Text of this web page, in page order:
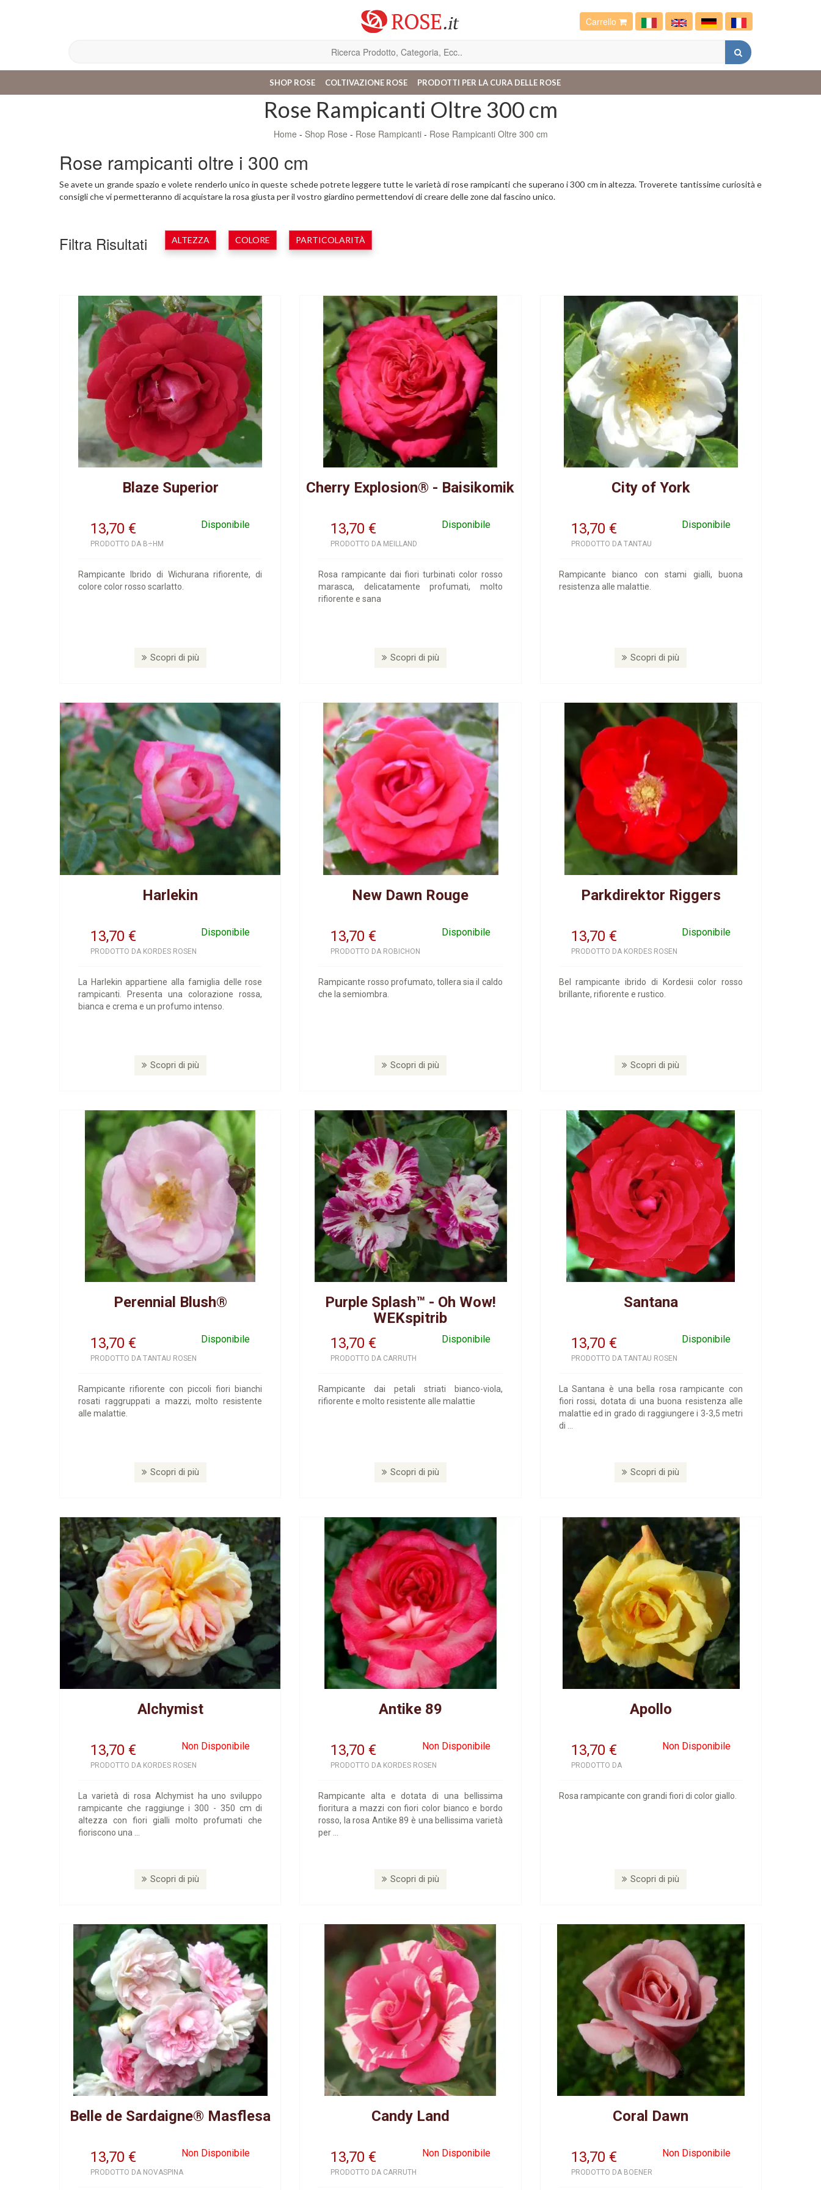
Carrello
SHOP ROSE COLTIVAZIONE ROSE PRODOTTI PER LA CURA DELLE ROSE
Rose Rampicanti Oltre 300 cm
Home - Shop Rose - Rose Rampicanti- Rose Rampicanti Oltre 300 cm
Rose rampicanti oltre i 300 cm
Se avete un grande spazio e volete renderlo unico in queste schede potrete leggere tutte le varietà di rose rampicanti che superano i 300 cm in altezza. Troverete tantissime curiosità e
consigli che vi permetteranno di acquistare la rosa giusta per il vostro giardino permettendovi di creare delle zone dal fascino unico.
Filtra Risultati ALTEZZA COLORE PARTICOLARITÀ
Blaze Superior
13,70 Disponibile
€
PRODOTTO DA B÷HM
Rampicante Ibrido di Wichurana rifiorente, di
colore color rosso scarlatto.
Scopri di più
Cherry Explosion® - Baisikomik
13,70 Disponibile
€
PRODOTTO DA MEILLAND
Rosa rampicante dai fiori turbinati color rosso
marasca, delicatamente profumati, molto
rifiorente e sana
Scopri di più
City of York
13,70 Disponibile
€
PRODOTTO DA TANTAU
Rampicante bianco con stami gialli, buona
resistenza alle malattie.
Scopri di più
Harlekin
13,70 Disponibile
€
PRODOTTO DA KORDES ROSEN
La Harlekin appartiene alla famiglia delle rose
rampicanti. Presenta una colorazione rossa,
bianca e crema e un profumo intenso.
Scopri di più
New Dawn Rouge
13,70 Disponibile
€
PRODOTTO DA ROBICHON
Rampicante rosso profumato, tollera sia il caldo
che la semiombra.
Scopri di più
Parkdirektor Riggers
13,70 Disponibile
€
PRODOTTO DA KORDES ROSEN
Bel rampicante ibrido di Kordesii color rosso
brillante, rifiorente e rustico.
Scopri di più
Perennial Blush®
13,70 Disponibile
€
PRODOTTO DA TANTAU ROSEN
Rampicante rifiorente con piccoli fiori bianchi
rosati raggruppati a mazzi, molto resistente
alle malattie.
Scopri di più
Purple Splash™ - Oh Wow!
WEKspitrib
13,70
Disponibile
€
PRODOTTO DA CARRUTH
Rampicante dai petali striati bianco-viola,
rifiorente e molto resistente alle malattie
Scopri di più
Santana
13,70 Disponibile
€
PRODOTTO DA TANTAU ROSEN
La Santana è una bella rosa rampicante con
fiori rossi, dotata di una buona resistenza alle
malattie ed in grado di raggiungere i 3-3,5 metri
di ...
Scopri di più
Alchymist
13,70 Non Disponibile
€
PRODOTTO DA KORDES ROSEN
La varietà di rosa Alchymist ha uno sviluppo
rampicante che raggiunge i 300 - 350 cm di
altezza con fiori gialli molto profumati che
fioriscono una ...
Scopri di più
Antike 89
13,70 Non Disponibile
€
PRODOTTO DA KORDES ROSEN
Rampicante alta e dotata di una bellissima
fioritura a mazzi con fiori color bianco e bordo
rosso, la rosa Antike 89 è una bellissima varietà
per ...
Scopri di più
Apollo
13,70 Non Disponibile
€
PRODOTTO DA
Rosa rampicante con grandi fiori di color giallo.
Scopri di più
Belle de Sardaigne® Masflesa
13,70 Non Disponibile
€
PRODOTTO DA NOVASPINA
Candy Land
13,70 Non Disponibile
€
PRODOTTO DA CARRUTH
Coral Dawn
13,70 Non Disponibile
€
PRODOTTO DA BOENER